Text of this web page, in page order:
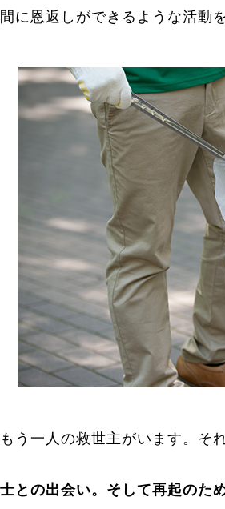
に恩返しができるような活動
う一人の救世主がいます。そ
との出会い。そして再起のた